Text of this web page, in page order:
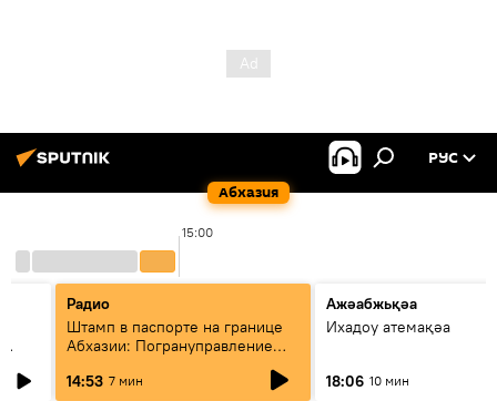
Абхазия
РУС
15:00
Радио
Штамп в паспорте на границе
Абхазии: Погрануправление
СГБ разъяснило правила для
туристов
14:53 7 мин
Ажәабжьқәа
Ихадоу атемақәа
18:06 10 мин